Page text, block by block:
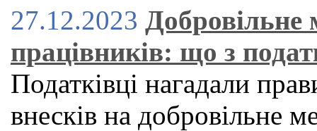
27.12.2023 Добровільне
працівників: що з
Податківці нагадали
внесків на добровільне